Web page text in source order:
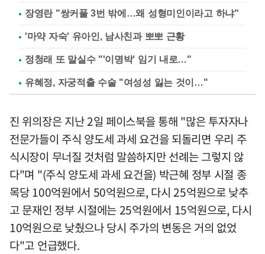
장영란 "쌍커풀 3번 밖에…왜 성형미인이라고 하냐"
'마약 자숙' 유아인, 남사친과 뽀뽀 근황
정청래 또 말실수 "'이명박' 임기 내로…"
유혜정, 자궁적출 수술 "여성성 잃는 것이…"
진 위의장은 지난 2일 페이스북을 통해 "많은 투자자나
전문가들이 주식 양도세 과세 요건을 되돌리면 우리 주
식시장이 무너질 것처럼 말씀하지만 선례는 그렇지 않
다"며 "(주식 양도세 과세 요건을) 박근혜 정부 시절 종
목당 100억원에서 50억원으로, 다시 25억원으로 낮추
고 문재인 정부 시절에는 25억원에서 15억원으로, 다시
10억원으로 낮췄으나 당시 주가의 변동은 거의 없었
다"고 언급했다.